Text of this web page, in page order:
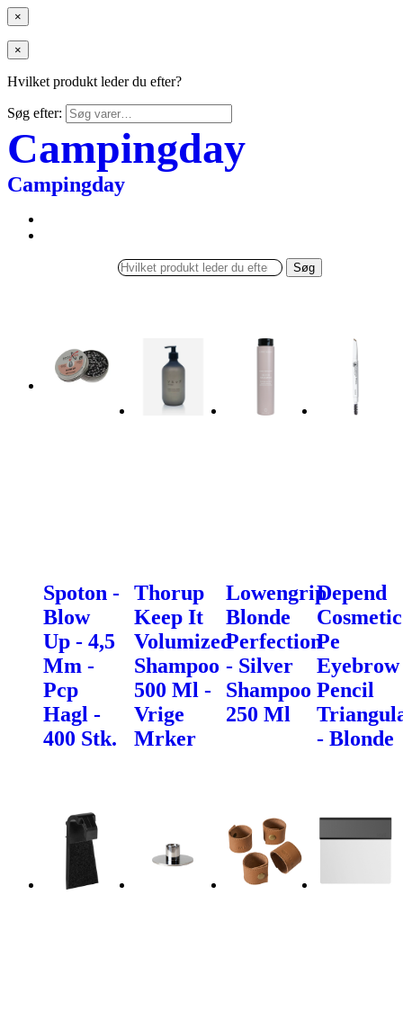
×
×
Hvilket produkt leder du efter?
Søg efter:
Campingday
Campingday
Søg
Spoton -
Blow
Up - 4,5
Mm -
Pcp
Hagl -
400 Stk.
Thorup
Keep It
Volumized
Shampoo
500 Ml -
Vrige
Mrker
Lowengrip
Blonde
Perfection
- Silver
Shampoo
250 Ml
Depend
Cosmetic
Pe
Eyebrow
Pencil
- Blonde